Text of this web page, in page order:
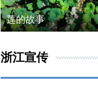
莲的故事
浙江宣传